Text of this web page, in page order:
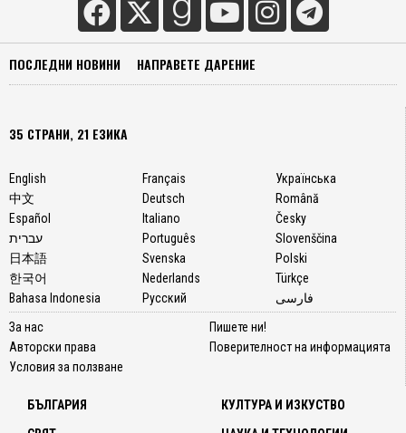
ПОСЛЕДНИ НОВИНИ НАПРАВЕТЕ ДАРЕНИЕ
35 СТРАНИ, 21 ЕЗИКА
English
中文
Español
עברית
日本語
한국어
Bahasa Indonesia
Français
Deutsch
Italiano
Português
Svenska
Nederlands
Русский
Українська
Română
Česky
Slovenščina
Polski
Türkçe
فارسی
За нас
Авторски права
Условия за ползване
Пишете ни!
Поверителност на информацията
БЪЛГАРИЯ
КУЛТУРА И ИЗКУСТВО